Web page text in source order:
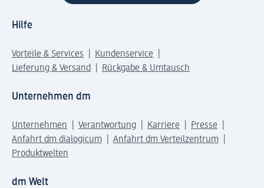
Hilfe
Vorteile & Services
Kundenservice
Lieferung & Versand
Rückgabe & Umtausch
Unternehmen dm
Unternehmen Verantwortung Karriere
Presse
Anfahrt dm dialogicum
Anfahrt dm Verteilzentrum
Produktwelten
dm Welt